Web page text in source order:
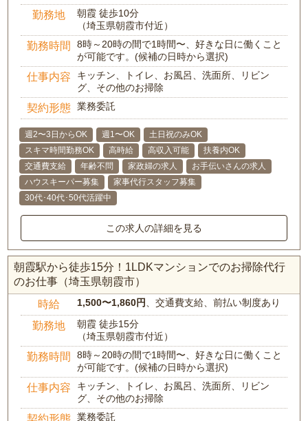
勤務地
朝霞 徒歩10分
（埼玉県朝霞市付近）
勤務時間
8時～20時の間で1時間〜、好きな日に働くこと
が可能です。(候補の日時から選択)
仕事内容
キッチン、トイレ、お風呂、洗面所、リビン
グ、その他のお掃除
契約形態 業務委託
週2〜3日からOK 週1〜OK
土日祝のみOK
スキマ時間勤務OK
高時給 高収入可能
扶養内OK
交通費支給
年齢不問 家政婦の求人
お手伝いさんの求人
ハウスキーパー募集
家事代行スタッフ募集
30代･40代･50代活躍中
この求人の詳細を見る
朝霞駅から徒歩15分！1LDKマンションでのお掃除代行
のお仕事（埼玉県朝霞市）
時給 1,500〜1,860円 、交通費支給、前払い制度あり
勤務地
朝霞 徒歩15分
（埼玉県朝霞市付近）
勤務時間
8時～20時の間で1時間〜、好きな日に働くこと
が可能です。(候補の日時から選択)
仕事内容
キッチン、トイレ、お風呂、洗面所、リビン
グ、その他のお掃除
契約形態 業務委託